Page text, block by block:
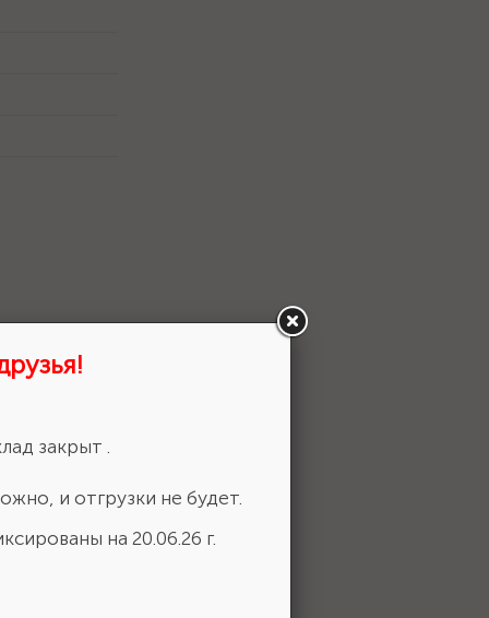
закрыт .
и отгрузки не будет.
на 20.06.26 г.